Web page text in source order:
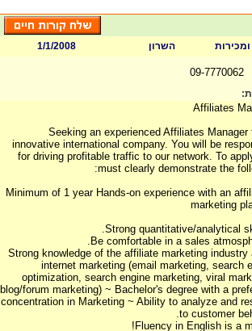
השרון 1/1/2008
Affiliates
Seeking an experienced Affiliates Manager
innovative international company. You will be
for driving profitable traffic to our network. To
must clearly demonstrate the
~ Minimum of 1 year Hands-on experience with an
marketing
~ Strong knowledge of the affiliate marketing industry
internet marketing (email marketing, search
optimization, search engine marketing, viral
blog/forum marketing) ~ Bachelor's degree with a
concentration in Marketing ~ Ability to analyze and
to customer